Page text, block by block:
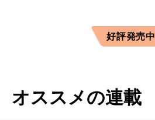
好評発売中
オススメの連載